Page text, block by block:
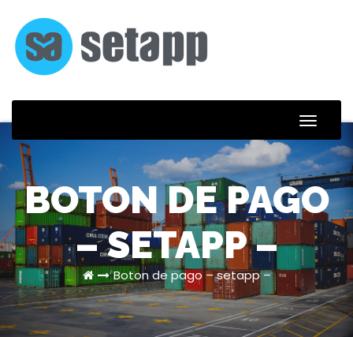
content
Toggle
BOTON DE PAGO
– SETAPP –
Boton de pago – setapp –